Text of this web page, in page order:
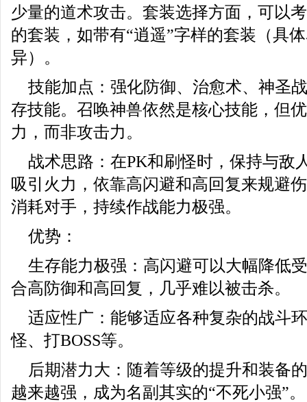
少量的道术攻击。套装选择方面，可以
的套装，如带有“逍遥”字样的套装（具
异）。
技能加点：强化防御、治愈术、神圣
存技能。召唤神兽依然是核心技能，但
力，而非攻击力。
战术思路：在PK和刷怪时，保持与敌
吸引火力，依靠高闪避和高回复来规避
消耗对手，持续作战能力极强。
优势：
生存能力极强：高闪避可以大幅降低
合高防御和高回复，几乎难以被击杀。
适应性广：能够适应各种复杂的战斗
怪、打BOSS等。
后期潜力大：随着等级的提升和装备
越来越强，成为名副其实的“不死小强”。